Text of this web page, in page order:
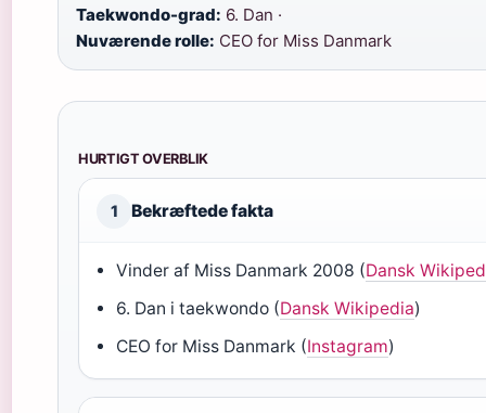
Taekwondo-grad: 6. Dan ·
Nuværende rolle: CEO for Miss Danmark
HURTIGT OVERBLIK
1 Bekræftede fakta
Vinder af Miss Danmark 2008 (Dansk
6. Dan i taekwondo (Dansk Wikipedia)
CEO for Miss Danmark (Instagram)